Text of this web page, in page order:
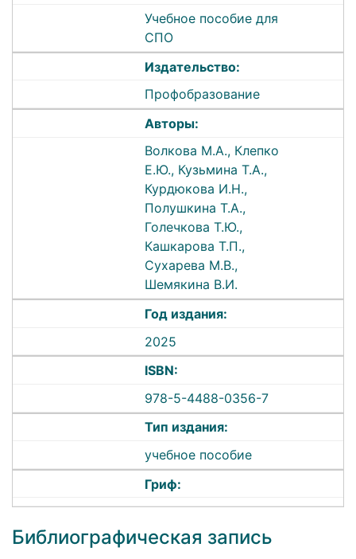
Учебное пособие для
СПО
Издательство:
Профобразование
Авторы:
Волкова М.А., Клепко
Е.Ю., Кузьмина Т.А.,
Курдюкова И.Н.,
Полушкина Т.А.,
Голечкова Т.Ю.,
Кашкарова Т.П.,
Сухарева М.В.,
Шемякина В.И.
Год издания:
2025
ISBN:
978-5-4488-0356-7
Тип издания:
учебное пособие
Гриф:
Библиографическая запись